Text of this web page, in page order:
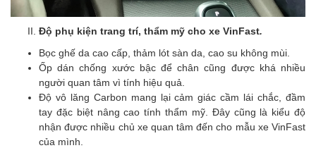
Độ phụ kiện trang trí, thẩm mỹ cho xe VinFast.
Bọc ghế da cao cấp, thảm lót sàn da, cao su không mùi.
Ốp dán chống xước bậc để chân cũng được khá nhiều
người quan tâm vì tính hiệu quả.
Độ vô lăng Carbon mang lại cảm giác cầm lái chắc, đầm
tay đặc biệt nâng cao tính thẩm mỹ. Đây cũng là kiểu độ
nhận được nhiều chủ xe quan tâm đến cho mẫu xe VinFast
của mình.